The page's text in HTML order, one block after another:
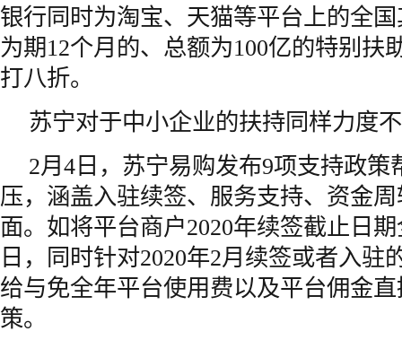
银行同时为淘宝、天猫等平台上的全
为期12个月的、总额为100亿的特别扶
打八折。
苏宁对于中小企业的扶持同样力度
2月4日，苏宁易购发布9项支持政策
压，涵盖入驻续签、服务支持、资金
面。如将平台商户2020年续签截止日
日，同时针对2020年2月续签或者入驻
给与免全年平台使用费以及平台佣金
策。